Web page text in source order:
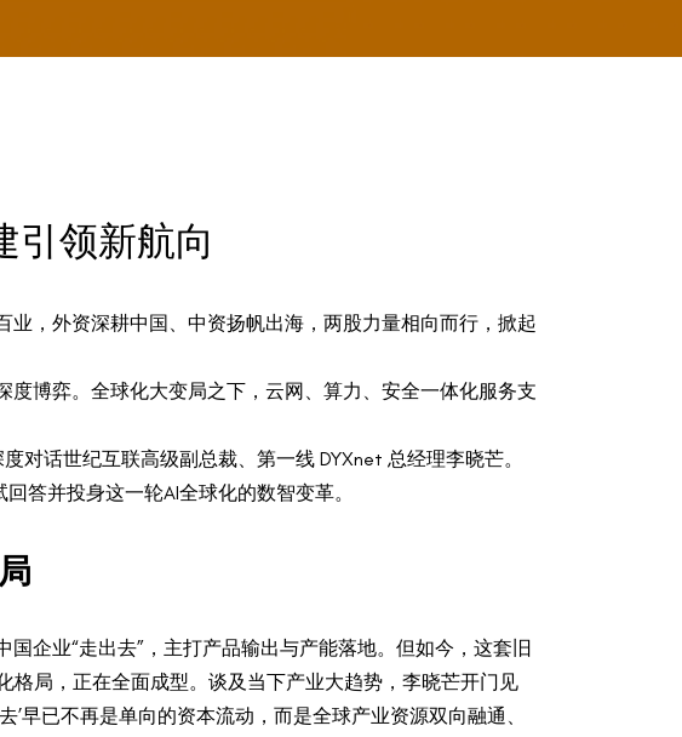
引领新航向
，外资深耕中国、中资扬帆出海，两股力量相向而行，掀起
博弈。全球化大变局之下，云网、算力、安全一体化服务支
对话世纪互联高级副总裁、第一线 DYXnet 总经理李晓芒。
答并投身这一轮AI全球化的数智变革。
企业“走出去”，主打产品输出与产能落地。但如今，这套旧
局，正在全面成型。谈及当下产业大趋势，李晓芒开门见
’早已不再是单向的资本流动，而是全球产业资源双向融通、